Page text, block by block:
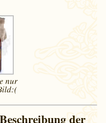
nur
der